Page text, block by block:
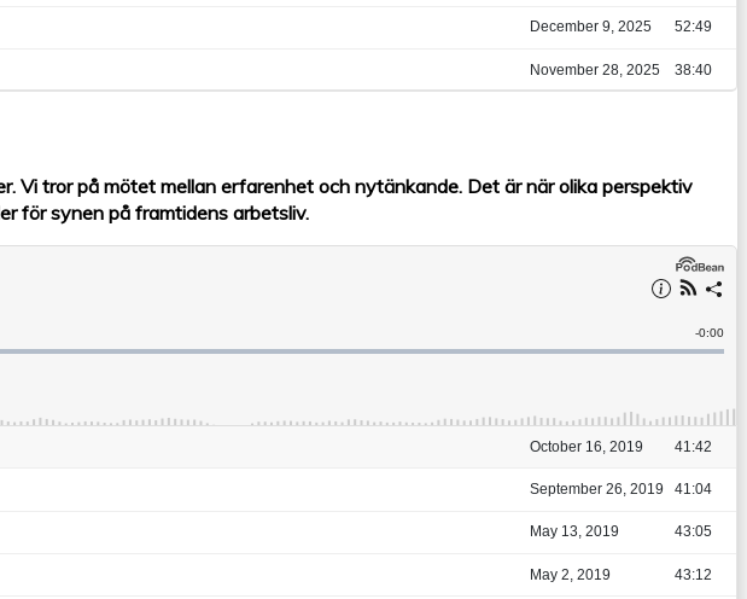
Vi tror på mötet mellan erfarenhet och nytänkande. Det är när olika perspektiv
för synen på framtidens arbetsliv.